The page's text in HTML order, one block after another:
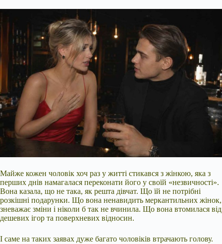
Майже кожен чоловік хоч раз у житті стикався з жінкою, яка з
перших днів намагалася переконати його у своїй «незвичності».
Вона казала, що не така, як решта дівчат. Що їй не потрібні
розкішні подарунки. Що вона ненавидить меркантильних жінок,
зневажає зміни і ніколи б так не вчинила. Що вона втомилася від
дешевих ігор та поверхневих відносин.
І саме на таких заявах дуже багато чоловіків втрачають голову.